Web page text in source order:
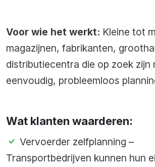
Voor wie het werkt: Kleine tot
magazijnen, fabrikanten,
distributiecentra die op zoek zijn
eenvoudig, probleemloos
Wat klanten waarderen:
Vervoerder zelfplanning –
Transportbedrijven kunnen hun